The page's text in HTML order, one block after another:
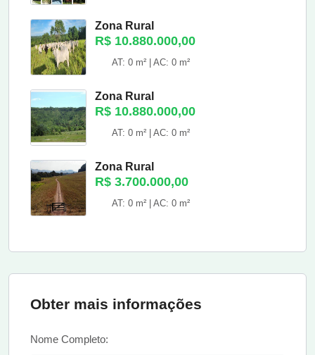
Zona Rural
R$ 10.880.000,00
AT: 0 m² | AC: 0 m²
Zona Rural
R$ 10.880.000,00
AT: 0 m² | AC: 0 m²
Zona Rural
R$ 3.700.000,00
AT: 0 m² | AC: 0 m²
Obter mais informações
Nome Completo: